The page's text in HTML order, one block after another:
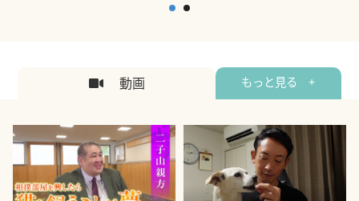
動画 もっと見る +